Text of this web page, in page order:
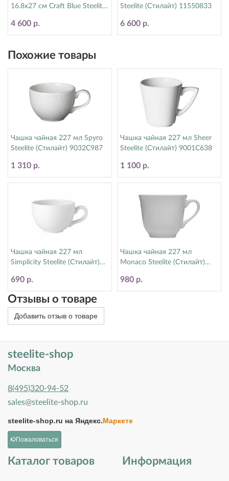
16.8х27 см Craft Blue Steelite
4 600 р.
Steelite (Стилайт) 11550833
6 600 р.
Похожие товары
Чашка чайная 227 мл Spyro
Steelite (Стилайт) 9032C987
1 310 р.
Чашка чайная 227 мл Sheer
Steelite (Стилайт) 9001C638
1 100 р.
Чашка чайная 227 мл
Simplicity Steelite (Стилайт)
690 р.
Чашка чайная 227 мл
Monaco Steelite (Стилайт)
980 р.
Отзывы о товаре
Добавить отзыв о товаре
steelite-shop
Москва
8(495)320-94-52
sales@steelite-shop.ru
steelite-shop.ru на Яндекс.Маркете
Пожаловаться
Каталог товаров Информация